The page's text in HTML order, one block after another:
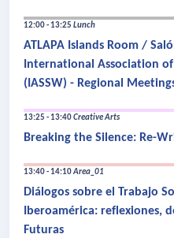
12:00 - 13:25 Lunch
ATLAPA Islands Room /
International Association
(IASSW) - Regional
13:25 - 13:40Creative Arts
Breaking the Silence: Re-
13:40 - 14:10Area_01
Diálogos sobre el Trabajo
Iberoamérica: reflexiones,
Futuras